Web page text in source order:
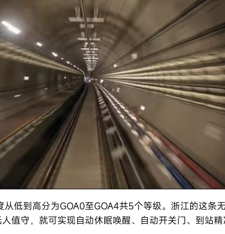
低到高分为GOA0至GOA4共5个等级。浙江的这条
值守，就可实现自动休眠唤醒、自动开关门、到站